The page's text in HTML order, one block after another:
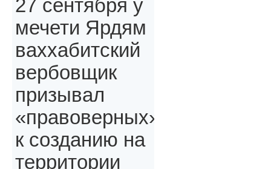
27 сентября у
мечети Ярдям
ваххабитский
вербовщик
призывал
«правоверных»,
к созданию на
территории